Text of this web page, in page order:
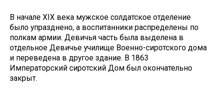
В начале XIX века мужское солдатское отделение
было упразднено, а воспитанники распределены по
полкам армии. Девичья часть была выделена в
отдельное Девичье училище Военно-сиротского дома
и переведена в другое здание. В 1863
Императорский сиротский Дом был окончательно
закрыт.